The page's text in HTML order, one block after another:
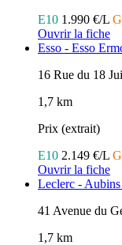
E10 1.990 €/L
Ouvrir la fiche
Esso - Esso
16 Rue du 18
1,7 km
Prix (extrait)
E10 2.149 €/L
Ouvrir la fiche
Leclerc -
41 Avenue du
1,7 km